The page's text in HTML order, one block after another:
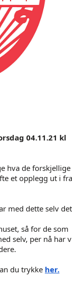
04.11.21 kl
hva de forskjellige
et opplegg ut i fra
med dette selv det
så for de som
selv, per nå har
du trykke her.